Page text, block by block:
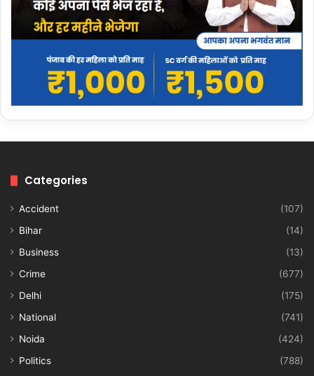
Categories
Accident
(107)
Bihar
(14)
Business
(13)
Crime
(677)
Delhi
(175)
National
(741)
Noida
(424)
Politics
(788)